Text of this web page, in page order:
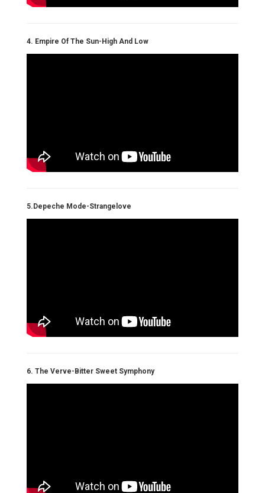
4. Empire Of The Sun-High And Low
5.Depeche Mode-Strangelove
6. The Verve-Bitter Sweet Symphony